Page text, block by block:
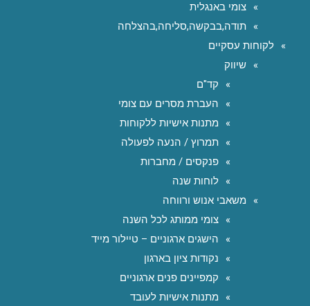
צומי באנגלית
תודה,בבקשה,סליחה,בהצלחה
לקוחות עסקיים
שיווק
קד"ם
העברת מסרים עם צומי
מתנות אישיות ללקוחות
תמרוץ / הנעה לפעולה
פנקסים / מחברות
לוחות שנה
משאבי אנוש ורווחה
צומי ממותג לכל השנה
הישגים ארגוניים – טיילור מייד
נקודות ציון בארגון
קמפיינים פנים ארגוניים
מתנות אישיות לעובד